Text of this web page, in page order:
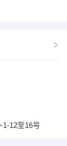
1-12至16号